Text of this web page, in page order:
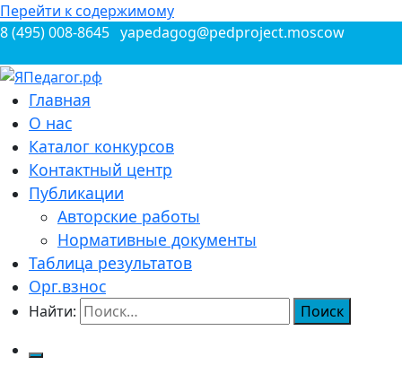
Перейти к содержимому
8 (495) 008-8645 yapedagog@pedproject.moscow
ЯПедагог.рф
Всероссийские конкурсы для педагогов
Главная
О нас
Каталог конкурсов
Контактный центр
Публикации
Авторские работы
Нормативные документы
Таблица результатов
Орг.взнос
Найти: